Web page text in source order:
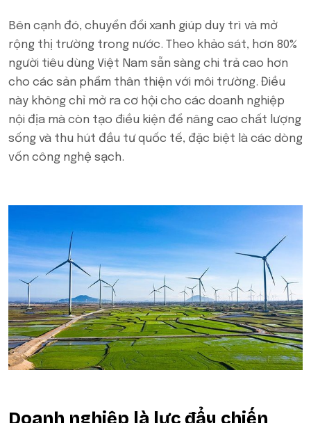
Bên cạnh đó, chuyển đổi xanh giúp duy trì và mở
rộng thị trường trong nước. Theo khảo sát, hơn 80%
người tiêu dùng Việt Nam sẵn sàng chi trả cao hơn
cho các sản phẩm thân thiện với môi trường. Điều
này không chỉ mở ra cơ hội cho các doanh nghiệp
nội địa mà còn tạo điều kiện để nâng cao chất lượng
sống và thu hút đầu tư quốc tế, đặc biệt là các dòng
vốn công nghệ sạch.